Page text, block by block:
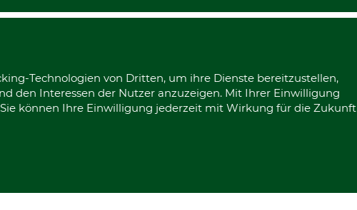
Technologien von Dritten, um ihre Dienste bereitzustellen,
den Interessen der Nutzer anzuzeigen. Mit Ihrer Einwilligung
können Ihre Einwilligung jederzeit mit Wirkung für die Zukunft